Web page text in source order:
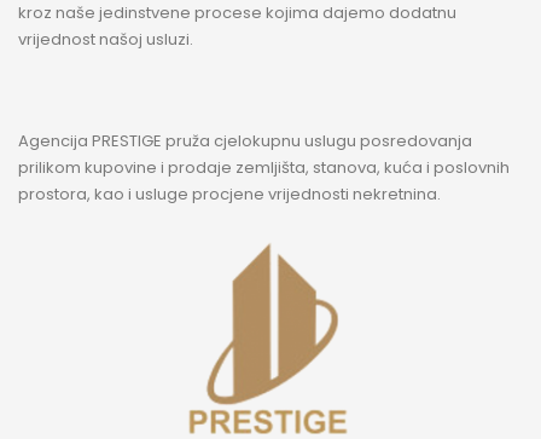
kroz naše jedinstvene procese kojima dajemo dodatnu
vrijednost našoj usluzi.
Agencija PRESTIGE pruža cjelokupnu uslugu posredovanja
prilikom kupovine i prodaje zemljišta, stanova, kuća i poslovnih
prostora, kao i usluge procjene vrijednosti nekretnina.